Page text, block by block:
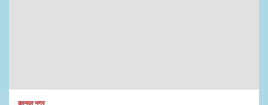
कानपुर नगर